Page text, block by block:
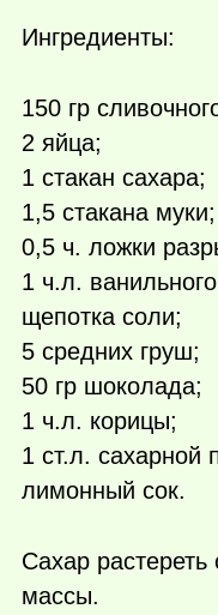
Ингредиенты:
150 гр
2 яйца;
1 стакан сахара;
1,5 стакана муки;
0,5 ч. ложки
1 ч.л.
щепотка соли;
5 средних груш;
50 гр шоколада;
1 ч.л. корицы;
1 ст.л. сахарной
лимонный сок.
Сахар
массы.